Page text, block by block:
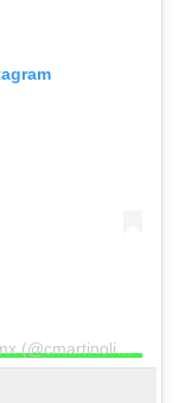
Una publicación compartida de cmartinolimx (@cmartinolimx)